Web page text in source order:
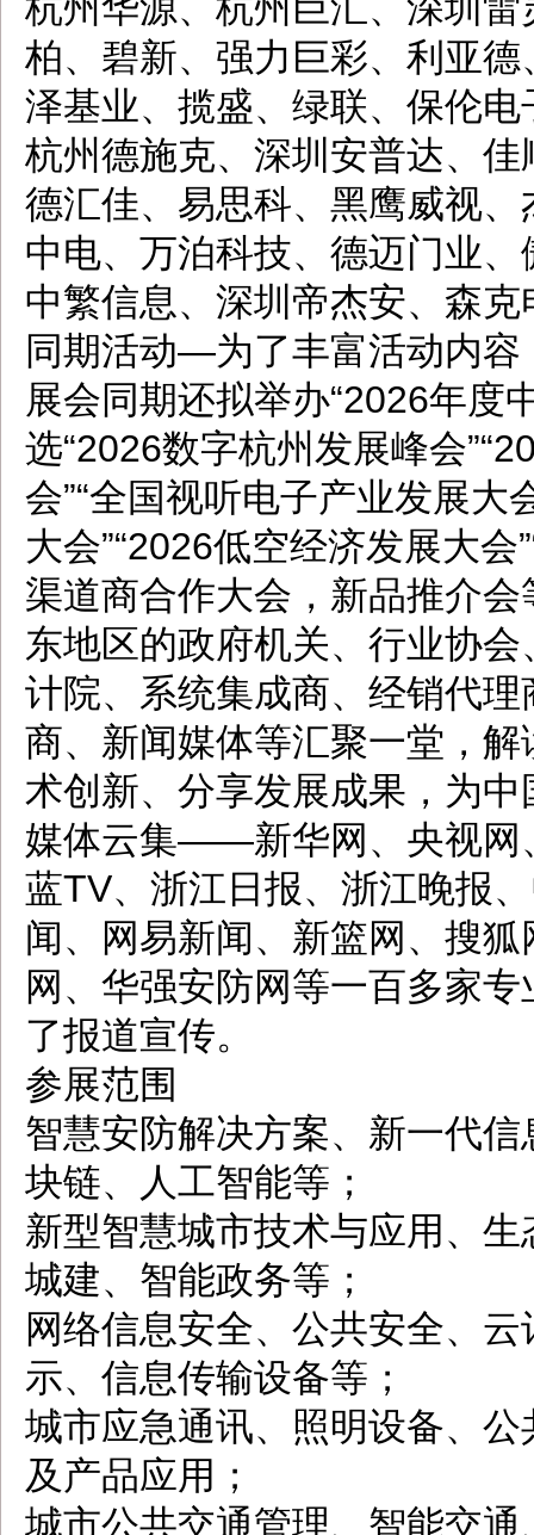
柏、碧新、强力巨彩、利亚
泽基业、揽盛、绿联、保伦
杭州德施克、深圳安普达、
德汇佳、易思科、黑鹰威视
中电、万泊科技、德迈门业
中繁信息、深圳帝杰安、森
同期活动—为了丰富活动内
展会同期还拟举办“2026年度
选“2026数字杭州发展峰会
会”“全国视听电子产业发展大
大会”“2026低空经济发展大
渠道商合作大会，新品推介
东地区的政府机关、行业协
计院、系统集成商、经销代
商、新闻媒体等汇聚一堂，
术创新、分享发展成果，为
媒体云集——新华网、央视网
蓝TV、浙江日报、浙江晚报
闻、网易新闻、新篮网、搜
网、华强安防网等一百多家
了报道宣传。
参展范围
智慧安防解决方案、新一代
块链、人工智能等；
新型智慧城市技术与应用、
城建、智能政务等；
网络信息安全、公共安全、
示、信息传输设备等；
城市应急通讯、照明设备、
及产品应用；
城市公共交通管理、智能交